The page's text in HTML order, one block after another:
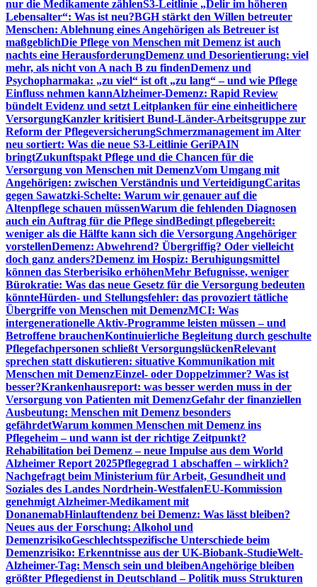
nur die Medikamente zählenS3-Leitlinie „Delir im höheren
Lebensalter“: Was ist neu?BGH stärkt den Willen betreuter
Menschen: Ablehnung eines Angehörigen als Betreuer ist
maßgeblichDie Pflege von Menschen mit Demenz ist auch
nachts eine HerausforderungDemenz und Desorientierung: viel
mehr, als nicht von A nach B zu findenDemenz und
Psychopharmaka: „zu viel“ ist oft „zu lang“ – und wie Pflege
Einfluss nehmen kannAlzheimer-Demenz: Rapid Review
bündelt Evidenz und setzt Leitplanken für eine einheitlichere
VersorgungKanzler kritisiert Bund-Länder-Arbeitsgruppe zur
Reform der PflegeversicherungSchmerzmanagement im Alter
neu sortiert: Was die neue S3-Leitlinie GeriPAIN
bringtZukunftspakt Pflege und die Chancen für die
Versorgung von Menschen mit DemenzVom Umgang mit
Angehörigen: zwischen Verständnis und VerteidigungCaritas
gegen Sawatzki-Schelte: Warum wir genauer auf die
Altenpflege schauen müssenWarum die fehlenden Diagnosen
auch ein Auftrag für die Pflege sindBedingt pflegebereit:
weniger als die Hälfte kann sich die Versorgung Angehöriger
vorstellenDemenz: Abwehrend? Übergriffig? Oder vielleicht
doch ganz anders?Demenz im Hospiz: Beruhigungsmittel
können das Sterberisiko erhöhenMehr Befugnisse, weniger
Bürokratie: Was das neue Gesetz für die Versorgung bedeuten
könnteHürden- und Stellungsfehler: das provoziert tätliche
Übergriffe von Menschen mit DemenzMCI: Was
intergenerationelle Aktiv-Programme leisten müssen – und
Betroffene brauchenKontinuierliche Begleitung durch geschulte
Pflegefachpersonen schließt VersorgungslückenRelevant
sprechen statt diskutieren: situative Kommunikation mit
Menschen mit DemenzEinzel- oder Doppelzimmer? Was ist
besser?Krankenhausreport: was besser werden muss in der
Versorgung von Patienten mit DemenzGefahr der finanziellen
Ausbeutung: Menschen mit Demenz besonders
gefährdetWarum kommen Menschen mit Demenz ins
Pflegeheim – und wann ist der richtige Zeitpunkt?
Rehabilitation bei Demenz – neue Impulse aus dem World
Alzheimer Report 2025Pflegegrad 1 abschaffen – wirklich?
Nachgefragt beim Ministerium für Arbeit, Gesundheit und
Soziales des Landes Nordrhein-WestfalenEU-Kommission
genehmigt Alzheimer-Medikament mit
DonanemabHinlauftendenz bei Demenz: Was lässt bleiben?
Neues aus der Forschung: Alkohol und
DemenzrisikoGeschlechtsspezifische Unterschiede beim
Demenzrisiko: Erkenntnisse aus der UK-Biobank-StudieWelt-
Alzheimer-Tag: Mensch sein und bleibenAngehörige bleiben
größter Pflegedienst in Deutschland – Politik muss Strukturen